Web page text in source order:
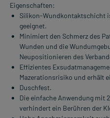
Eigenschaften:
Silikon-Wundkontaktschicht
geeignet.
Minimiert den Schmerz des
Wunden und die
Neupositionieren des
Effizientes
Mazerationsrisiko und erhält
Duschfest.
Die einfache Anwendung mit
verhindert ein Berühren der